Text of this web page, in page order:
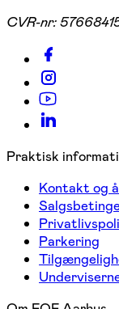
CVR-nr:
Praktisk
Kontakt og
Parkering